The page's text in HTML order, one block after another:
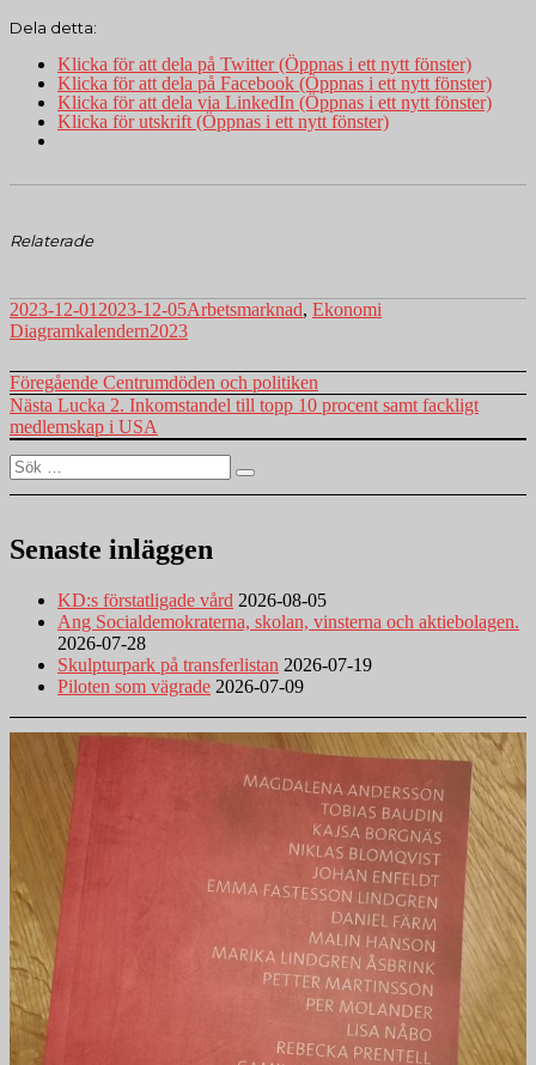
Dela detta:
Klicka för att dela på Twitter (Öppnas i ett nytt fönster)
Klicka för att dela på Facebook (Öppnas i ett nytt fönster)
Klicka för att dela via LinkedIn (Öppnas i ett nytt fönster)
Klicka för utskrift (Öppnas i ett nytt fönster)
Relaterade
Postat
2023-12-01 2023-12-05Kategorier
Arbetsmarknad, Ekonomi
Diagramkalendern2023
Inläggsnavigering
Föregående Föregående
inlägg:
Centrumdöden och politiken
Nästa Nästa
inlägg:
Lucka 2. Inkomstandel till topp 10 procent samt fackligt
medlemskap i USA
Sök
efter:
Sök
Senaste inläggen
KD:s förstatligade vård 2026-08-05
Ang Socialdemokraterna, skolan, vinsterna och aktiebolagen.
2026-07-28
Skulpturpark på transferlistan 2026-07-19
Piloten som vägrade 2026-07-09